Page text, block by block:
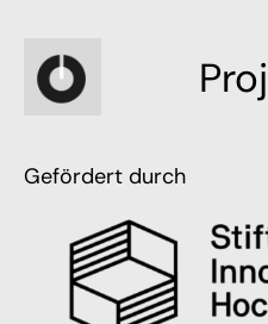
Gefördert durch